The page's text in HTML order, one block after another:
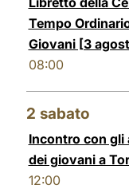
Tempo
Giovani [3
08:00
2 sabato
Incontro con gli
dei giovani a
12:00